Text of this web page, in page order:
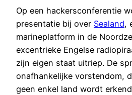
Op een hackersconferentie
presentatie bij over Sealand,
marineplatform in de
excentrieke Engelse
zijn eigen staat uitriep. De
onafhankelijke vorstendom,
geen enkel land wordt